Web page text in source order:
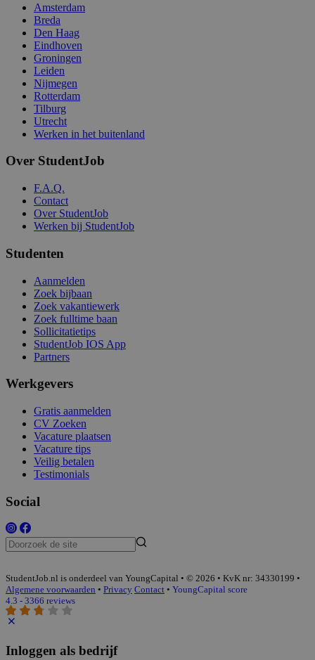
Amsterdam
Breda
Den Haag
Eindhoven
Groningen
Leiden
Nijmegen
Rotterdam
Tilburg
Utrecht
Werken in het buitenland
Over StudentJob
F.A.Q.
Contact
Over StudentJob
Werken bij StudentJob
Studenten
Aanmelden
Zoek bijbaan
Zoek vakantiewerk
Zoek fulltime baan
Sollicitatietips
StudentJob IOS App
Partners
Werkgevers
Gratis aanmelden
CV Zoeken
Vacature plaatsen
Vacature tips
Veilig betalen
Testimonials
Social
StudentJob.nl is onderdeel van YoungCapital • © 2026 • KvK nr: 34330199 •
Algemene voorwaarden • Privacy Contact • YoungCapital score
4.3 - 3366 reviews
Inloggen als bedrijf